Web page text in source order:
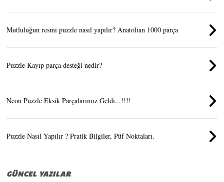
Mutluluğun resmi puzzle nasıl yapılır? Anatolian 1000 parça
Puzzle Kayıp parça desteği nedir?
Neon Puzzle Eksik Parçalarımız Geldi...!!!!
Puzzle Nasıl Yapılır ? Pratik Bilgiler, Püf Noktaları.
GÜNCEL YAZILAR